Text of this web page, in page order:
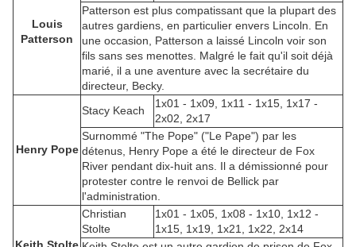
Louis
Patterson
Patterson est plus compatissant que la plupart des
autres gardiens, en particulier envers Lincoln. En
une occasion, Patterson a laissé Lincoln voir son
fils sans ses menottes. Malgré le fait qu'il soit déjà
marié, il a une aventure avec la secrétaire du
directeur, Becky.
Henry Pope
Stacy Keach
1x01 - 1x09, 1x11 - 1x15, 1x17 -
2x02, 2x17
Surnommé "The Pope" ("Le Pape") par les
détenus, Henry Pope a été le directeur de Fox
River pendant dix-huit ans. Il a démissionné pour
protester contre le renvoi de Bellick par
l'administration.
Keith Stolte
Christian
Stolte
1x01 - 1x05, 1x08 - 1x10, 1x12 -
1x15, 1x19, 1x21, 1x22, 2x14